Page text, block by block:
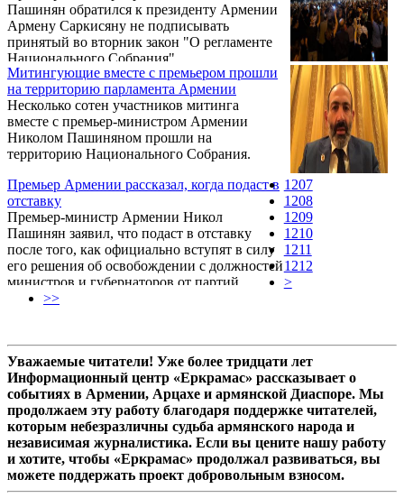
Пашинян обратился к президенту Армении
Армену Саркисяну не подписывать
принятый во вторник закон "О регламенте
Национального Собрания".
Митингующие вместе с премьером прошли
на территорию парламента Армении
Несколько сотен участников митинга
вместе с премьер-министром Армении
Николом Пашиняном прошли на
территорию Национального Собрания.
Премьер Армении рассказал, когда подаст в
отставку
Премьер-министр Армении Никол
Пашинян заявил, что подаст в отставку
после того, как официально вступят в силу
его решения об освобождении с должностей
министров и губернаторов от партий
«Дашнакцутюн» и «Процветающая
1207
1208
1209
1210
1211
1212
>
>>
Уважаемые читатели! Уже более тридцати лет
Информационный центр «Еркрамас» рассказывает о
событиях в Армении, Арцахе и армянской Диаспоре. Мы
продолжаем эту работу благодаря поддержке читателей,
которым небезразличны судьба армянского народа и
независимая журналистика. Если вы цените нашу работу
и хотите, чтобы «Еркрамас» продолжал развиваться, вы
можете поддержать проект добровольным взносом.